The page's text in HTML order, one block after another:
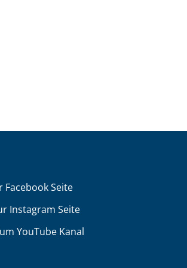
auszublenden
auszublenden
Facebook Seite
Instagram Seite
YouTube Kanal